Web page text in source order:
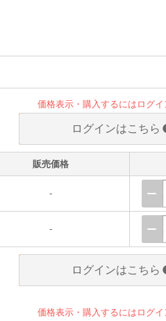
価格表示・購入するにはログイ
ログインはこちら
販売価格
-
-
ログインはこちら
価格表示・購入するにはログイ